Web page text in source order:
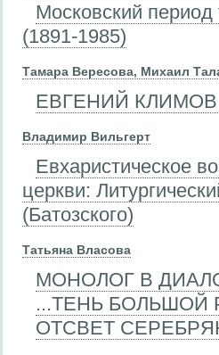
Московский
(1891-1985)
Тамара Вересова, Михаил
ЕВГЕНИЙ
Владимир Вильгерт
Евхаристическое
церкви:
(Батозского)
Татьяна Власова
МОНОЛОГ В
...ТЕНЬ БОЛЬШОЙ
ОТСВЕТ